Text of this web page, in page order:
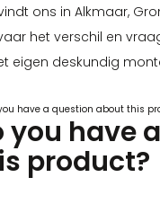
ons in Alkmaar,
het verschil en
eigen deskundig
you have
product?